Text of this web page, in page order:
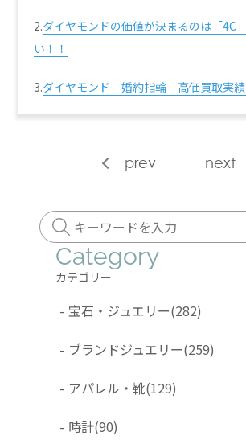
2.ダイヤモンドの価値が決まるのは「4C
い！！
3.ダイヤモンド 婚約指輪 高価買取実
prev next
Category
カテゴリー
- 宝石・ジュエリー(282)
- ブランドジュエリー(259)
- アパレル・靴(129)
- 時計(90)